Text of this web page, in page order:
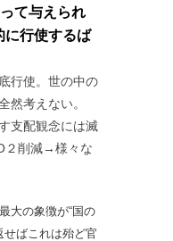
て与えられ
に行使するば
行使。世の中の
然考えない。
支配観念には滅
２削減→様々な
大の象徴が“国の
せばこれは殆ど官